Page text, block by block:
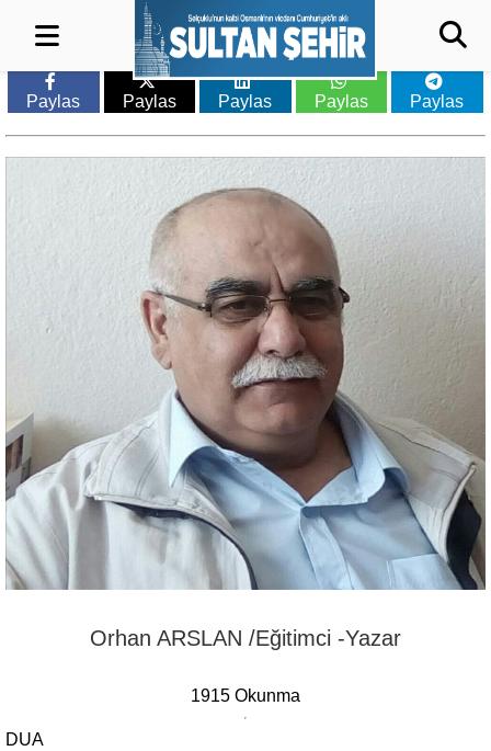
Paylas Paylas Paylas Paylas Paylas
Orhan ARSLAN /Eğitimci -Yazar
1915 Okunma
DUA